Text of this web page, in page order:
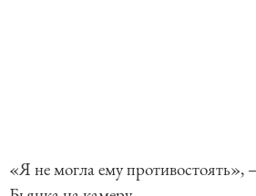
«Я не могла ему противостоять»,